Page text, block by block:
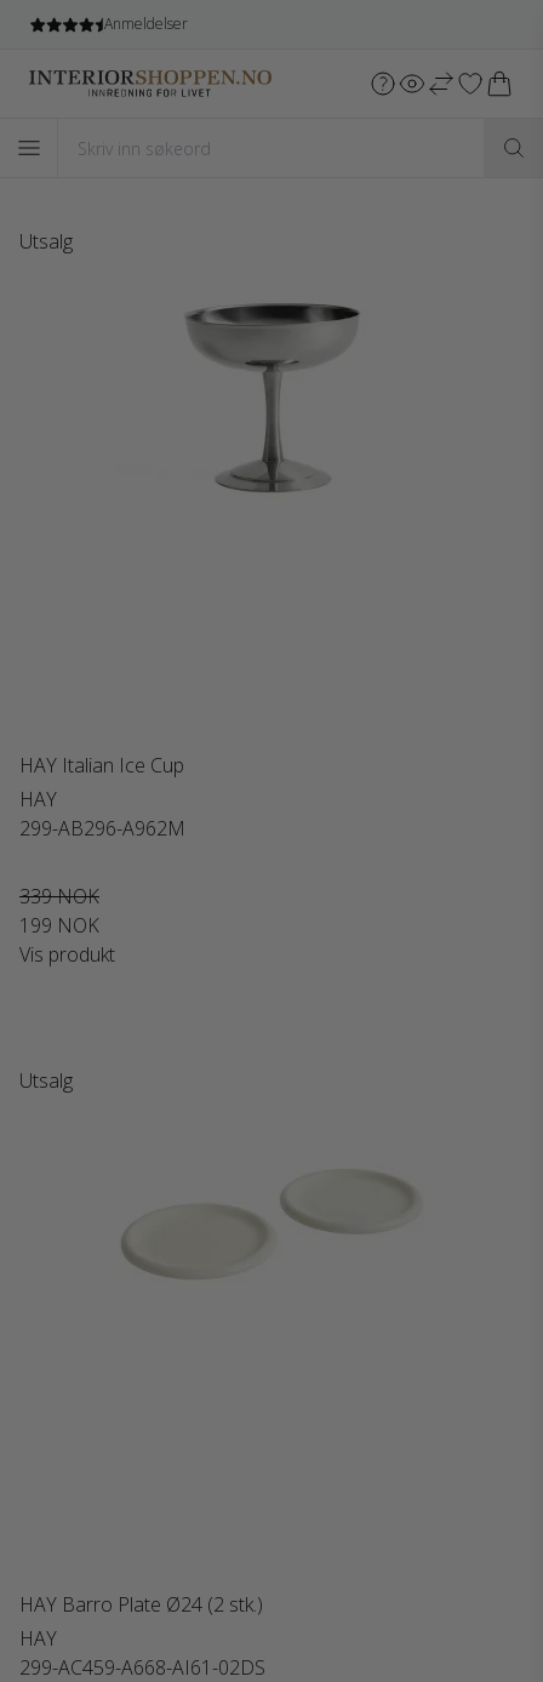
Gratis fraktved kjøb over 5.499 NOK*
Utsalg
HAY Italian Ice Cup
HAY
299-AB296-A962M
339 NOK
199 NOK
Vis produkt
Utsalg
HAY Barro Plate Ø24 (2 stk.)
HAY
299-AC459-A668-AI61-02DS